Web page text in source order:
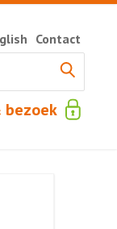
bezoek
Contact